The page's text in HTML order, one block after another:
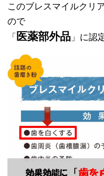
このブレスマイルクリ
ので
「医薬部外品 」に認